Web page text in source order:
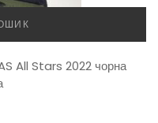
All Stars 2022 чорна